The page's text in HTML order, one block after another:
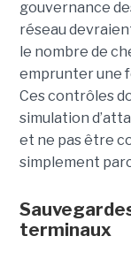
gouvernance
réseau
le nombre de
emprunter une
Ces contrôles
simulation
et ne pas être
simplement
terminaux